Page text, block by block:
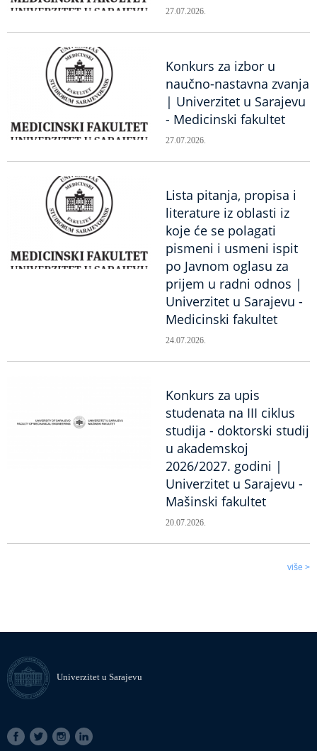
27.07.2026.
Konkurs za izbor u
naučno-nastavna zvanja
| Univerzitet u Sarajevu
- Medicinski fakultet
27.07.2026.
Lista pitanja, propisa i
literature iz oblasti iz
koje će se polagati
pismeni i usmeni ispit
po Javnom oglasu za
prijem u radni odnos |
Univerzitet u Sarajevu -
Medicinski fakultet
24.07.2026.
Konkurs za upis
studenata na III ciklus
studija - doktorski studij
u akademskoj
2026/2027. godini |
Univerzitet u Sarajevu -
Mašinski fakultet
20.07.2026.
više >
Univerzitet u Sarajevu
SOCIAL
LINKS